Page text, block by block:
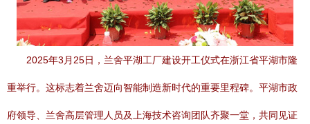
2025年3月25日，兰舍平湖工厂建设开工仪式在浙江省平湖市隆
重举行。这标志着兰舍迈向智能制造新时代的重要里程碑。平湖市政
府领导、兰舍高层管理人员及上海技术咨询团队齐聚一堂，共同见证